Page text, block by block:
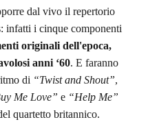
dal vivo il repertorio
infatti i cinque componenti
originali dell'epoca,
anni ‘60. E faranno
di “Twist and Shout”,
Me Love” e “Help Me”
quartetto britannico.